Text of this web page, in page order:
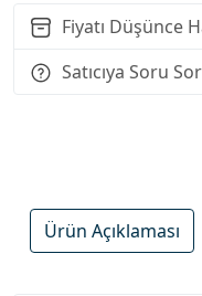
Fiyatı Düşünce
Satıcıya Soru Sor
Ürün Açıklaması